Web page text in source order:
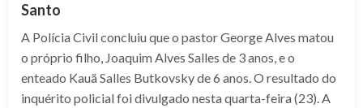
Santo
A Polícia Civil concluiu que o pastor George Alves matou
o próprio filho, Joaquim Alves Salles de 3 anos, e o
enteado Kauã Salles Butkovsky de 6 anos. O resultado do
inquérito policial foi divulgado nesta quarta-feira (23). A